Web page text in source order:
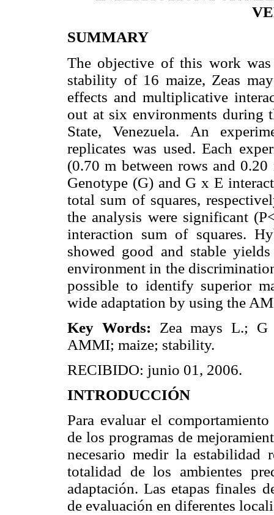
SUMMARY
The objective of this work
stability of 16 maize, Zeas
effects and multiplicative
out at six environments during
State, Venezuela. An
replicates was used. Each
(0.70 m between rows and
Genotype (G) and G x E
total sum of squares,
the analysis were significant
interaction sum of squares.
showed good and stable
environment in the
possible to identify superior
wide adaptation by using the
Key Words: Zea mays L.; G
AMMI; maize; stability.
RECIBIDO: junio 01, 2006.
INTRODUCCIÓN
Para evaluar el
de los programas de
necesario medir la estabilidad
totalidad de los ambientes
adaptación. Las etapas finales
de evaluación en diferentes